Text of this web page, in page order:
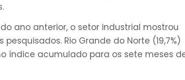
ano anterior, o setor industrial mostrou
Rio Grande do Norte (19,7%)
índice acumulado para os sete meses